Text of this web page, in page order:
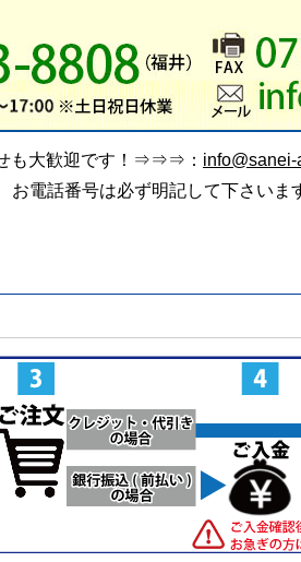
も大歓迎です！⇒⇒⇒： info@sanei-
お電話番号は必ず明記して下さいま